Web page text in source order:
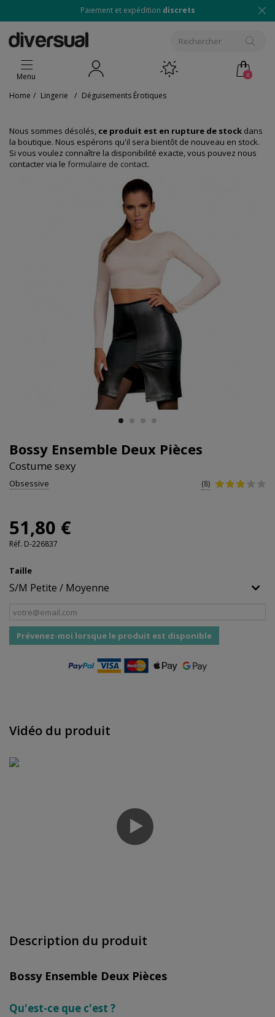
Paiement et expédition discrets
0
Menu
Home / Lingerie / Déguisements Érotiques
Nous sommes désolés, ce produit est en rupture de stock dans
la boutique. Nous espérons qu'il sera bientôt de nouveau en stock.
Si vous voulez connaître la disponibilité exacte, vous pouvez nous
contacter via le formulaire de contact.
Bossy Ensemble Deux Pièces
Costume sexy
Obsessive (8)
51,80 €
Réf. D-226837
Taille
Prévenez-moi lorsque le produit est disponible
Vidéo du produit
Description du produit
Bossy Ensemble Deux Pièces
Qu'est-ce que c'est ?